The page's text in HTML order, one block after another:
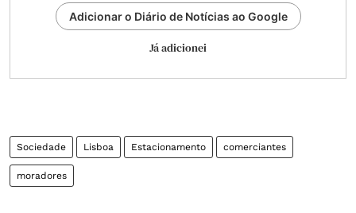
Adicionar o Diário de Notícias ao Google
Já adicionei
Sociedade Lisboa Estacionamento comerciantes
moradores